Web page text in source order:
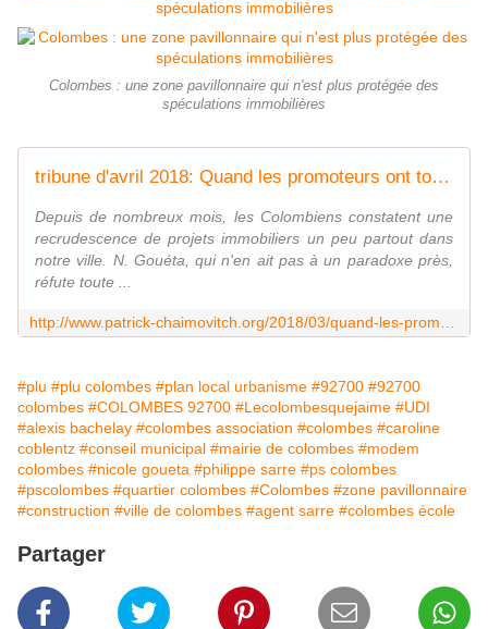
Colombes : une zone pavillonnaire qui n'est plus protégée des
spéculations immobilières
tribune d'avril 2018: Quand les promoteurs ont tous les droits à Colombes - le blog de Patrick CHAIMOVITCH conseiller municipal de Colombes
Depuis de nombreux mois, les Colombiens constatent une
recrudescence de projets immobiliers un peu partout dans
notre ville. N. Gouéta, qui n'en ait pas à un paradoxe près,
réfute toute ...
#plu #plu colombes #plan local urbanisme #92700 #92700
colombes #COLOMBES 92700 #Lecolombesquejaime #UDI
#alexis bachelay #colombes association #colombes #caroline
coblentz #conseil municipal #mairie de colombes #modem
colombes #nicole goueta #philippe sarre #ps colombes
#pscolombes #quartier colombes #Colombes #zone pavillonnaire
#construction #ville de colombes #agent sarre #colombes école
Partager